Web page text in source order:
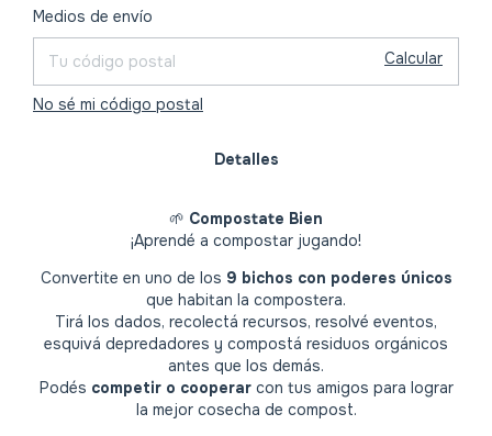
Entregas para el CP:
Medios de envío
Calcular
No sé mi código postal
Detalles
🌱 Compostate Bien
¡Aprendé a compostar jugando!
Convertite en uno de los 9 bichos con poderes únicos
que habitan la compostera.
Tirá los dados, recolectá recursos, resolvé eventos,
esquivá depredadores y compostá residuos orgánicos
antes que los demás.
Podés competir o cooperarcon tus amigos para lograr
la mejor cosecha de compost.